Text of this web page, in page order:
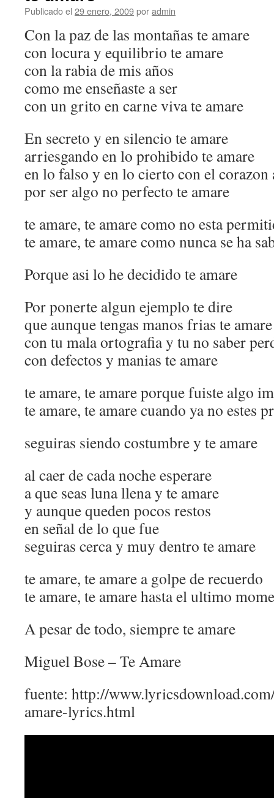
Publicado el 29 enero, 2009poradmin
Con la paz de las montañas te amare
con locura y equilibrio te amare
con la rabia de mis años
como me enseñaste a ser
con un grito en carne viva te amare
En secreto y en silencio te amare
arriesgando en lo prohibido te amare
en lo falso y en lo cierto con el corazon
por ser algo no perfecto te amare
te amare, te amare como no esta
te amare, te amare como nunca se ha
Porque asi lo he decidido te amare
Por ponerte algun ejemplo te dire
que aunque tengas manos frias te amare
con tu mala ortografia y tu no saber
con defectos y manias te amare
te amare, te amare porque fuiste algo
te amare, te amare cuando ya no estes
seguiras siendo costumbre y te amare
al caer de cada noche esperare
a que seas luna llena y te amare
y aunque queden pocos restos
en señal de lo que fue
seguiras cerca y muy dentro te amare
te amare, te amare a golpe de recuerdo
te amare, te amare hasta el ultimo
A pesar de todo, siempre te amare
Miguel Bose – Te Amare
fuente: http://
amare-lyrics.html